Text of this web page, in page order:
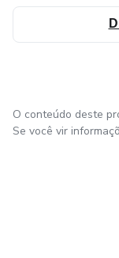
O conteúdo deste
Se você vir